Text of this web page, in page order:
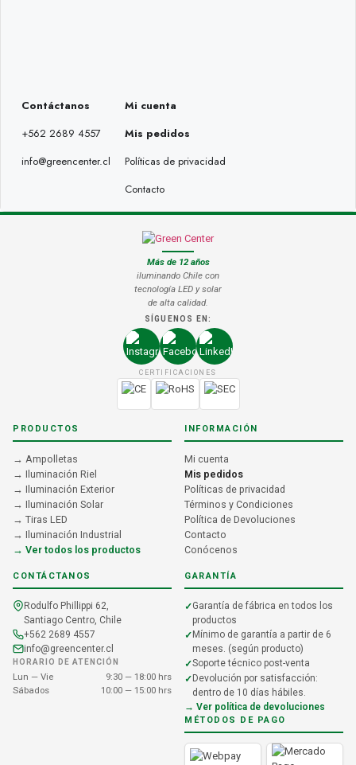
Contáctanos
+562 2689 4557
info@greencenter.cl
Mi cuenta
Mis pedidos
Políticas de privacidad
Contacto
Más de 12 años
iluminando Chile con
tecnología LED y solar
de alta calidad.
SÍGUENOS EN:
CERTIFICACIONES
PRODUCTOS
→ Ampolletas
→ Iluminación Riel
→ Iluminación Exterior
→ Iluminación Solar
→ Tiras LED
→ Iluminación Industrial
→ Ver todos los productos
INFORMACIÓN
Mi cuenta
Mis pedidos
Políticas de privacidad
Términos y Condiciones
Política de Devoluciones
Contacto
Conócenos
CONTÁCTANOS
Rodulfo Phillippi 62,
Santiago Centro, Chile
+562 2689 4557
info@greencenter.cl
HORARIO DE ATENCIÓN
Lun — Vie
9:30 — 18:00 hrs
Sábados
10:00 — 15:00 hrs
GARANTÍA
Garantía de fábrica en todos los
productos
Mínimo de garantía a partir de 6
meses. (según producto)
Soporte técnico post-venta
Devolución por satisfacción:
dentro de 10 días hábiles.
→ Ver política de devoluciones
MÉTODOS DE PAGO